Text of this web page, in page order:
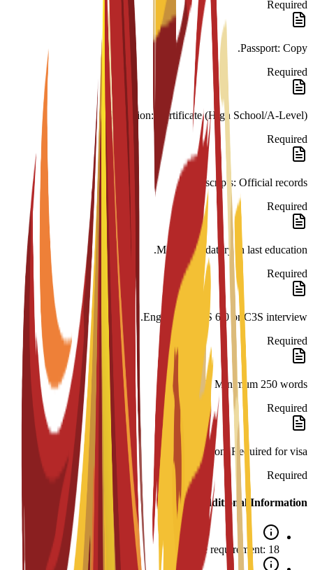
Required
Passport: Copy.
Required
Education: Certificate (High School/A-Level).
Required
Transcripts: Official records.
Required
Math: Mandatory in last education.
Required
English: IELTS 6.0 or C3S interview.
Required
SOP: Minimum 250 words.
Required
Legalization: Required for visa.
Required
Additional Information
Age requirement: 18+